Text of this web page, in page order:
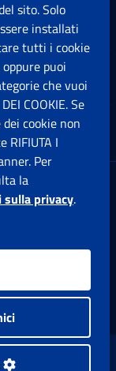
21
finestra
una nuova
Apre una
sito. Solo
installati
tutti i cookie
oppure puoi
che vuoi
COOKIE. Se
cookie non
RIFIUTA I
Per
la
privacy.